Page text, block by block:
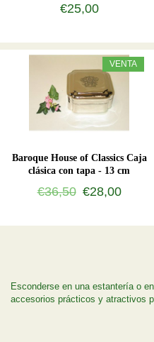
€25,00
VENTA
Baroque House of Classics Caja
clásica con tapa - 13 cm
€36,50 €28,00
Esconderse en una estantería o
accesorios prácticos y atractivos